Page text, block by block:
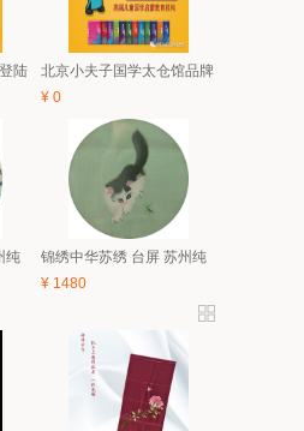
陆
北京小夫子国学太仓馆品牌
营简介
¥ 0
纯
锦绣中华苏绣 台屏 苏州纯
装饰画 礼品
¥ 1480